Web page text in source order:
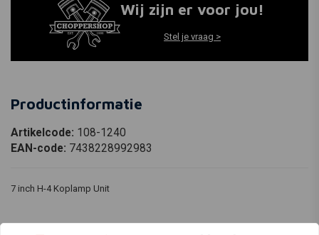
Wij zijn er voor jou!
Stel je vraag >
Productinformatie
Artikelcode: 108-1240
EAN-code: 7438228992983
7 inch H-4 Koplamp Unit